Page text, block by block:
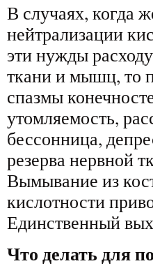
В случаях, когда
нейтрализации
эти нужды
ткани и мышц, то
спазмы
утомляемость,
бессонница,
резерва нервной
Вымывание из
кислотности
Единственный
Что делать для